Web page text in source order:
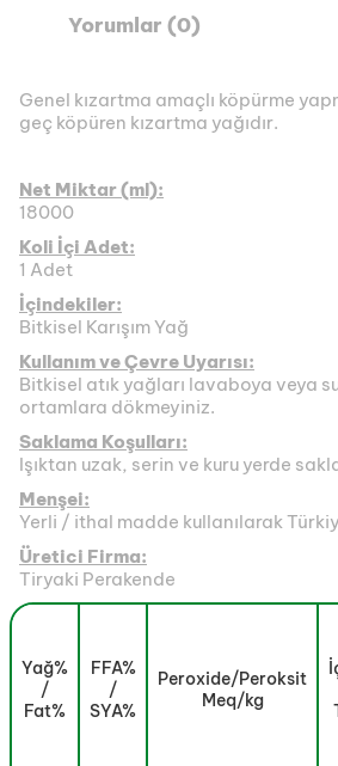
Yorumlar (0)
Genel kızartma amaçlı köpürme
geç köpüren kızartma yağıdır.
Net Miktar (ml):
18000
Koli İçi Adet:
1 Adet
İçindekiler:
Bitkisel Karışım Yağ
Kullanım ve Çevre Uyarısı:
Bitkisel atık yağları lavaboya veya
ortamlara dökmeyiniz.
Saklama Koşulları:
Işıktan uzak, serin ve kuru yerde
Menşei:
Yerli / ithal madde kullanılarak
Üretici Firma:
Tiryaki Perakende
Yağ%
/
Fat%
FFA%
/
SYA%
Peroxide/Peroksit
Meq/kg